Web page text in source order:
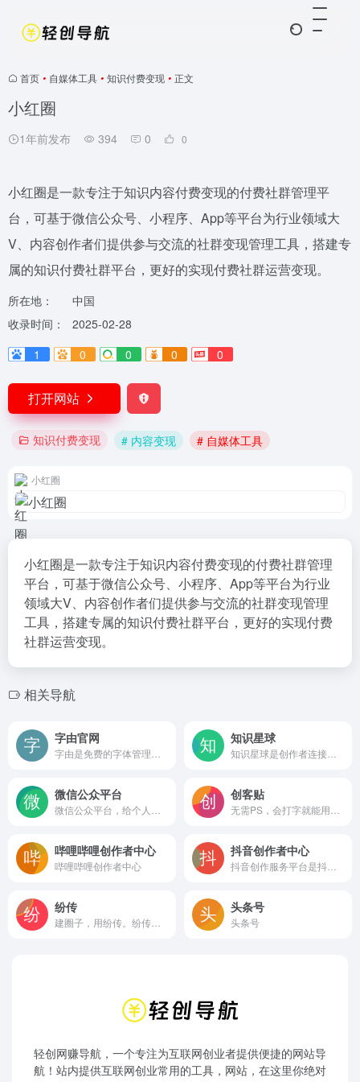
首页 • 自媒体工具 • 知识付费变现 • 正文
小红圈
1年前发布 394 0 0
小红圈是一款专注于知识内容付费变现的付费社群管理平
台，可基于微信公众号、小程序、App等平台为行业领域大
V、内容创作者们提供参与交流的社群变现管理工具，搭建专
属的知识付费社群平台，更好的实现付费社群运营变现。
所在地：
中国
收录时间：
2025-02-28
1
0 0 0 0
打开网站
知识付费变现 # 内容变现 # 自媒体工具
小红圈
小红圈是一款专注于知识内容付费变现的付费社群管理
平台，可基于微信公众号、小程序、App等平台为行业
领域大V、内容创作者们提供参与交流的社群变现管理
工具，搭建专属的知识付费社群平台，更好的实现付费
社群运营变现。
相关导航
字由官网 知识星球
微信公众平台 创客贴
哔哩哔哩创作者中心
哔哩哔哩创作者中心
抖音创作者中心
纷传 头条号
头条号
轻创网赚导航，一个专注为互联网创业者提供便捷的网站导
航！站内提供互联网创业常用的工具，网站，在这里你绝对